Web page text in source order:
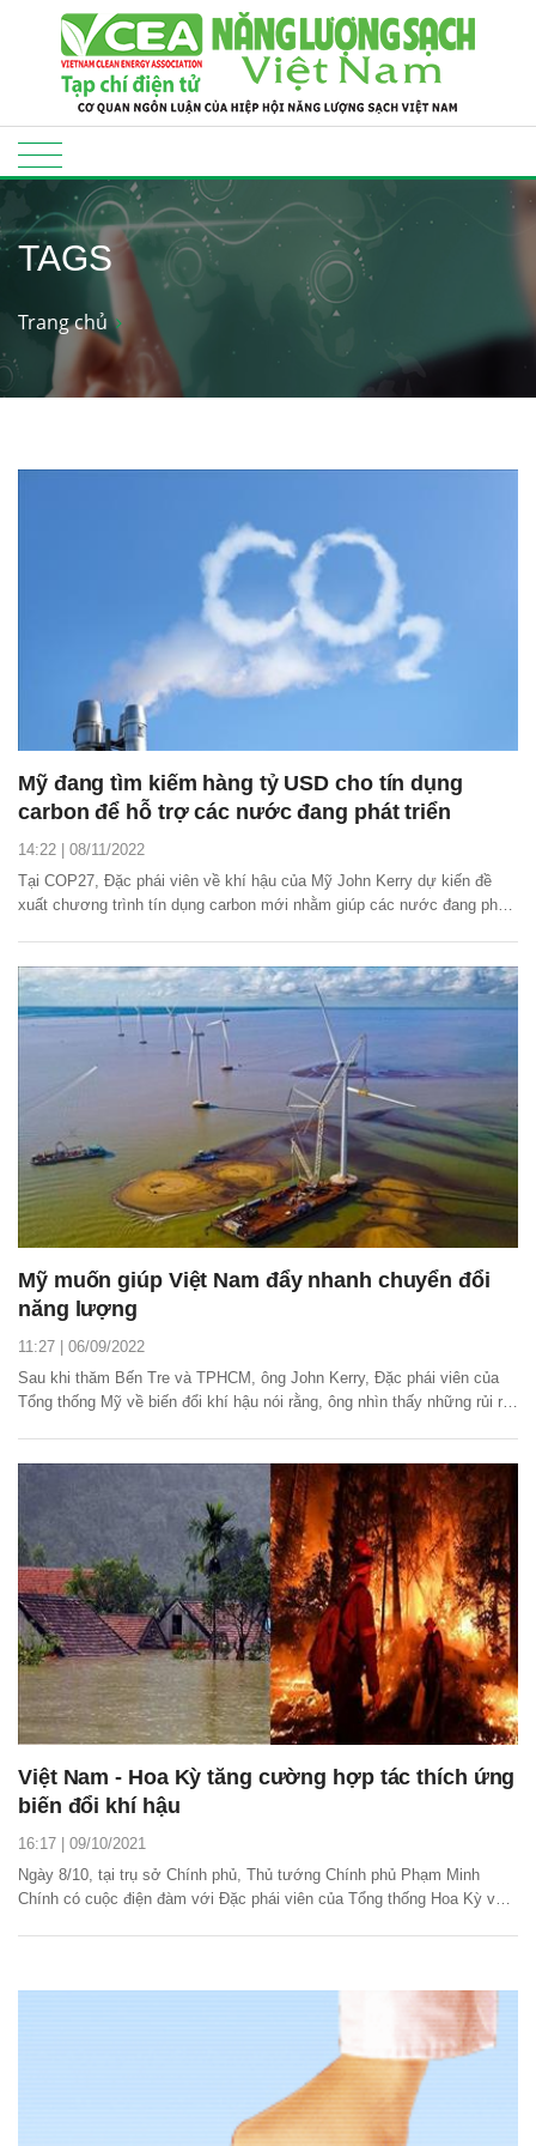
TAGS
Trang chủ
Mỹ đang tìm kiếm hàng tỷ USD cho tín dụng
carbon để hỗ trợ các nước đang phát triển
14:22 | 08/11/2022
Tại COP27, Đặc phái viên về khí hậu của Mỹ John Kerry dự kiến đề
xuất chương trình tín dụng carbon mới nhằm giúp các nước đang phát
Mỹ muốn giúp Việt Nam đẩy nhanh chuyển đổi
năng lượng
11:27 | 06/09/2022
Sau khi thăm Bến Tre và TPHCM, ông John Kerry, Đặc phái viên của
Tổng thống Mỹ về biến đổi khí hậu nói rằng, ông nhìn thấy những rủi ro
Việt Nam - Hoa Kỳ tăng cường hợp tác thích ứng
biến đổi khí hậu
16:17 | 09/10/2021
Ngày 8/10, tại trụ sở Chính phủ, Thủ tướng Chính phủ Phạm Minh
Chính có cuộc điện đàm với Đặc phái viên của Tổng thống Hoa Kỳ về